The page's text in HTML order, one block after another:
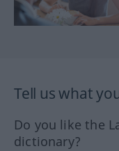
Tell us what
Do you like the
dictionary?